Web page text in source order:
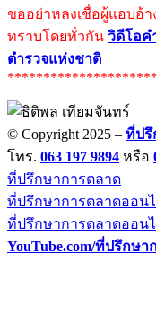
ขออย่าหลงเชื่อผู้แอบอ้
ทราบโดยทั่วกัน วิดีโอค
ตำรวจแห่งชาติ
© Copyright 2025 – ที่ปรึ
โทร. 063 197 9894 หรือ
ที่ปรึกษาการตลาด
ที่ปรึกษาการตลาดออน
ที่ปรึกษาการตลาดออน
YouTube.com/ที่ปรึกษ